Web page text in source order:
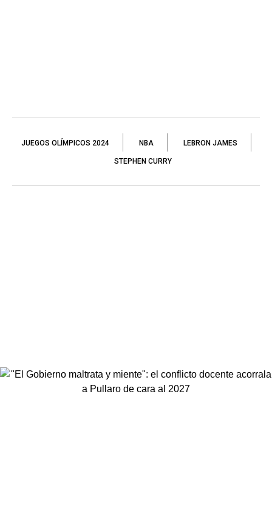
JUEGOS OLÍMPICOS 2024 NBA LEBRON JAMES
STEPHEN CURRY